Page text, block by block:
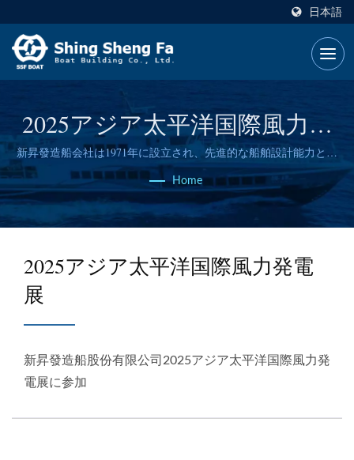
日本語
2025アジア太平洋国際風力発
電展
新昇發造船会社は1971年に設立され、先進的な船舶設計能力と信
頼性の高い造船技術を持っています。
Home
2025アジア太平洋国際風力発電
展
新昇發造船股份有限公司2025アジア太平洋国際風力発
電展に参加